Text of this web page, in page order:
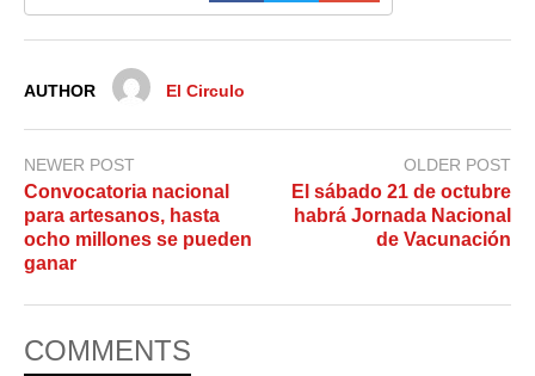
AUTHOR El Circulo
NEWER POST
Convocatoria nacional
para artesanos, hasta
ocho millones se pueden
ganar
OLDER POST
El sábado 21 de octubre
habrá Jornada Nacional
de Vacunación
COMMENTS